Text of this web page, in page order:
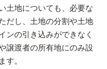
土地についても、必要な
だし、土地の分割や土地
ンの引き込みができなく
譲渡者の所有地にのみ設
す。